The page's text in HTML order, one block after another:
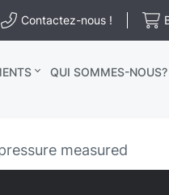
Contactez-nous !
QUI SOMMES-NOUS?
measured